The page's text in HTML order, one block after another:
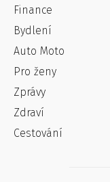
Finance
Bydlení
Auto Moto
Pro ženy
Zprávy
Zdraví
Cestování